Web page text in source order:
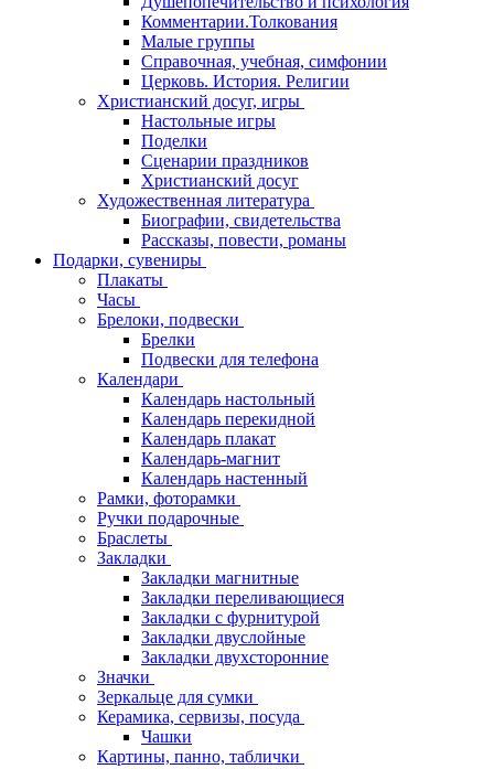
Комментарии.Толкования
Малые группы
Справочная, учебная, симфонии
Церковь. История. Религии
Христианский досуг, игры
Настольные игры
Поделки
Сценарии праздников
Христианский досуг
Художественная литература
Биографии, свидетельства
Рассказы, повести, романы
Подарки, сувениры
Плакаты
Часы
Брелоки, подвески
Брелки
Подвески для телефона
Календари
Календарь настольный
Календарь перекидной
Календарь плакат
Календарь-магнит
Календарь настенный
Рамки, фоторамки
Ручки подарочные
Браслеты
Закладки
Закладки магнитные
Закладки переливающиеся
Закладки с фурнитурой
Закладки двуслойные
Закладки двухсторонние
Значки
Зеркальце для сумки
Керамика, сервизы, посуда
Чашки
Картины, панно, таблички